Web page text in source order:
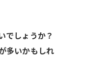
でしょうか？
多いかもしれ